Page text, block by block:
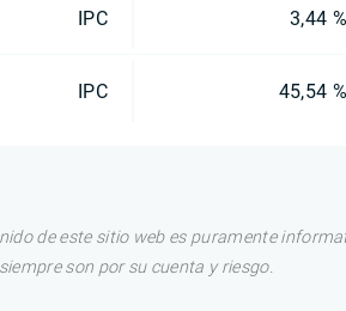
IPC 3,44 %
IPC 45,54 %
de este sitio web es puramente
son por su cuenta y riesgo.